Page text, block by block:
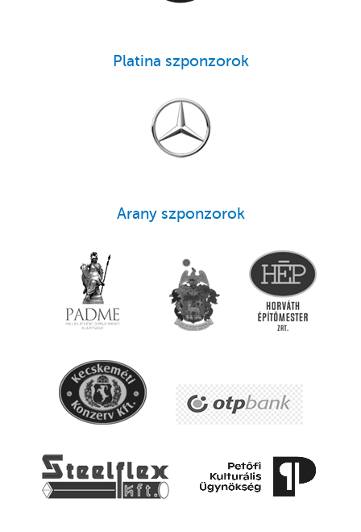
Platina szponzorok
Arany szponzorok